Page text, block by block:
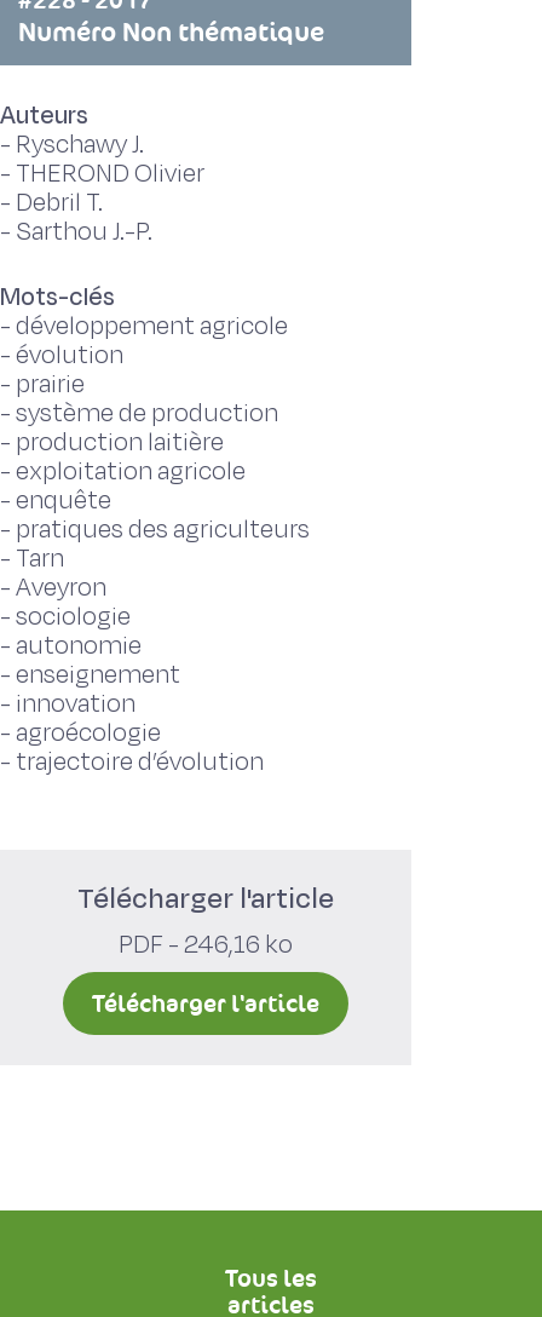
Numéro Non thématique
Auteurs
- Ryschawy J.
- THEROND Olivier
- Debril T.
- Sarthou J.-P.
Mots-clés
-développement agricole
-évolution
- prairie
-système de production
- production laitière
-exploitation agricole
-enquête
- pratiques des agriculteurs
- Tarn
-Aveyron
-sociologie
- autonomie
-enseignement
- innovation
- agroécologie
- trajectoire d’évolution
Télécharger l'article
PDF - 246,16 ko
Télécharger l'article
Tous les
articles